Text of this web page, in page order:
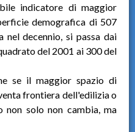
indicatore di maggior
demografica di 507
decennio, si passa dai
del 2001 ai 300 del
se il maggior spazio di
frontiera dell'edilizia o
non solo non cambia, ma